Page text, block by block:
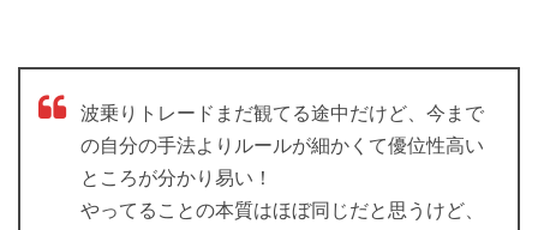
波乗りトレードまだ観てる途中だけど、今まで
の自分の手法よりルールが細かくて優位性高い
ところが分かり易い！
やってることの本質はほぼ同じだと思うけど、